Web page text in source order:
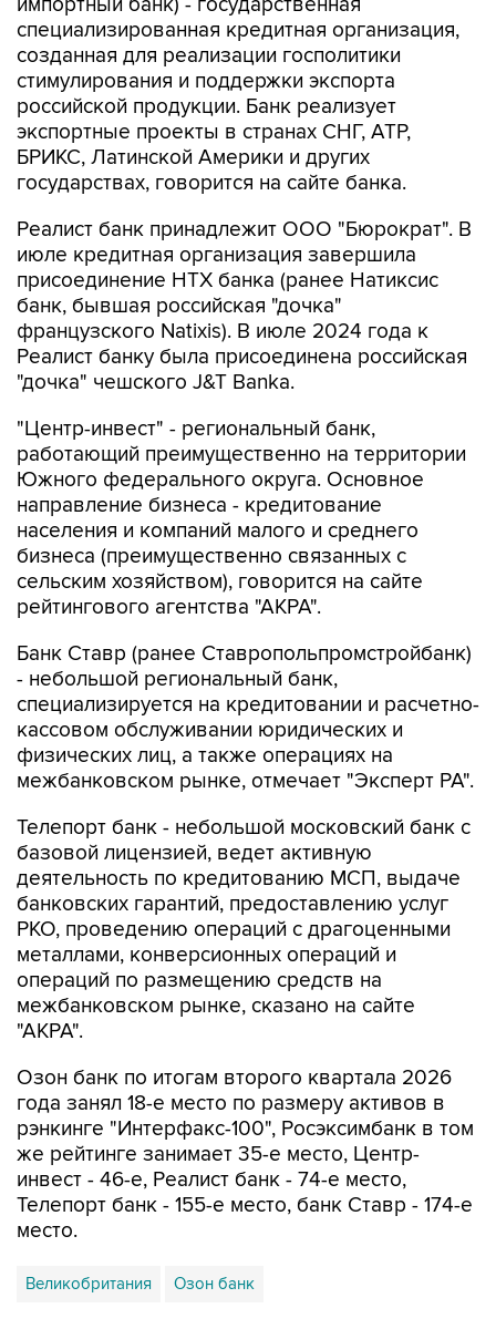
специализированная кредитная организация,
созданная для реализации госполитики
стимулирования и поддержки экспорта
российской продукции. Банк реализует
экспортные проекты в странах СНГ, АТР,
БРИКС, Латинской Америки и других
государствах, говорится на сайте банка.
Реалист банк принадлежит ООО "Бюрократ". В
июле кредитная организация завершила
присоединение НТХ банка (ранее Натиксис
банк, бывшая российская "дочка"
французского Natixis). В июле 2024 года к
Реалист банку была присоединена российская
"дочка" чешского J&T Banka.
"Центр-инвест" - региональный банк,
работающий преимущественно на территории
Южного федерального округа. Основное
направление бизнеса - кредитование
населения и компаний малого и среднего
бизнеса (преимущественно связанных с
сельским хозяйством), говорится на сайте
рейтингового агентства "АКРА".
Банк Ставр (ранее Ставропольпромстройбанк)
- небольшой региональный банк,
специализируется на кредитовании и расчетно-
кассовом обслуживании юридических и
физических лиц, а также операциях на
межбанковском рынке, отмечает "Эксперт РА".
Телепорт банк - небольшой московский банк с
базовой лицензией, ведет активную
деятельность по кредитованию МСП, выдаче
банковских гарантий, предоставлению услуг
РКО, проведению операций с драгоценными
металлами, конверсионных операций и
операций по размещению средств на
межбанковском рынке, сказано на сайте
"АКРА".
Озон банк по итогам второго квартала 2026
года занял 18-е место по размеру активов в
рэнкинге "Интерфакс-100", Росэксимбанк в том
же рейтинге занимает 35-е место, Центр-
инвест - 46-е, Реалист банк - 74-е место,
Телепорт банк - 155-е место, банк Ставр - 174-е
место.
Великобритания Озон банк